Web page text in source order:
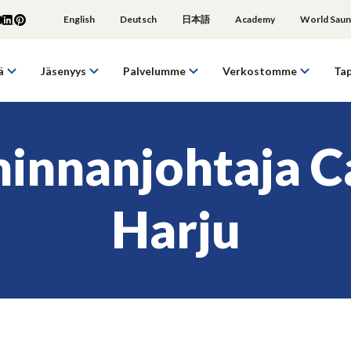
English Deutsch 日本語 Academy World
Jäsenyys Palvelumme Verkostomme
Harju